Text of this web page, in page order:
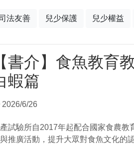
法友善 兒少保護 兒少權益
【書介】食魚教育
蝦篇
2026/6/26
試驗所自2017年起配合國家食農教
推廣活動，提升大眾對食魚文化的認